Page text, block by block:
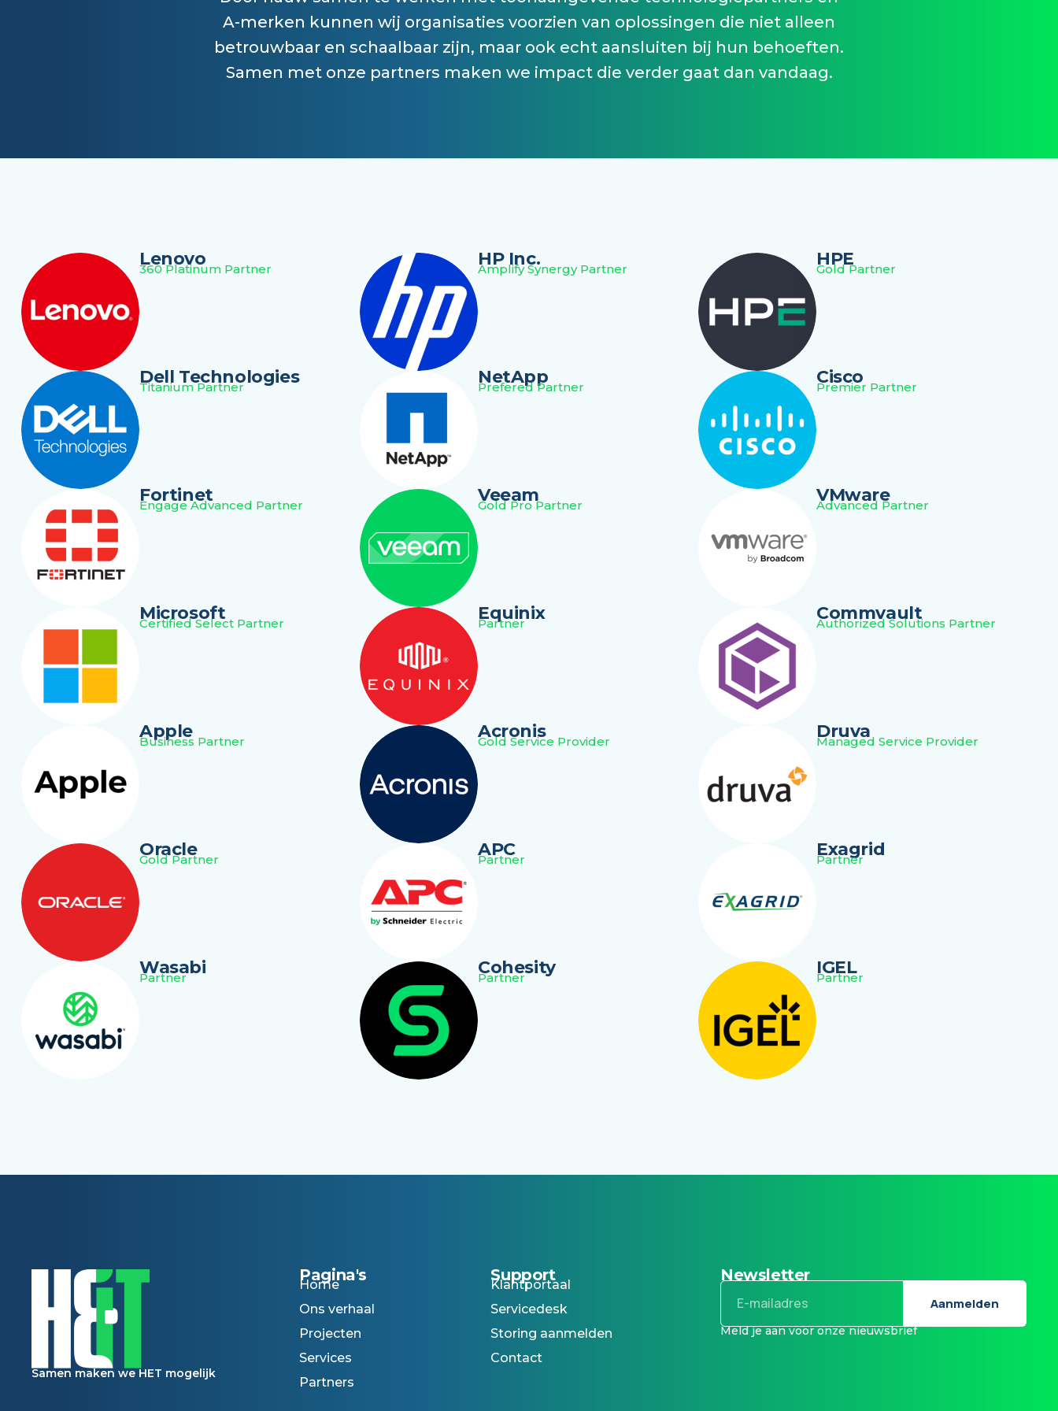
A-merken kunnen wij organisaties voorzien van oplossingen die niet alleen
betrouwbaar en schaalbaar zijn, maar ook echt aansluiten bij hun behoeften.
Samen met onze partners maken we impact die verder gaat dan vandaag.
Lenovo
360 Platinum Partner HP Inc.
Amplify Synergy Partner HPE
Gold Partner
Dell Technologies
Titanium Partner NetApp
Prefered Partner Cisco
Premier Partner
Fortinet
Engage Advanced Partner Veeam
Gold Pro Partner VMware
Advanced Partner
Microsoft
Certified Select Partner Equinix
Partner Commvault
Authorized Solutions Partner
Apple
Business Partner Acronis
Gold Service Provider Druva
Managed Service Provider
Oracle
Gold Partner APC
Partner Exagrid
Partner
Wasabi
Partner Cohesity
Partner IGEL
Partner
Samen maken we HET mogelijk
Pagina's
Home
Ons verhaal
Projecten
Services
Partners
Support
Klantportaal
Servicedesk
Storing aanmelden
Contact
Newsletter
Email
Aanmelden
Meld je aan voor onze nieuwsbrief